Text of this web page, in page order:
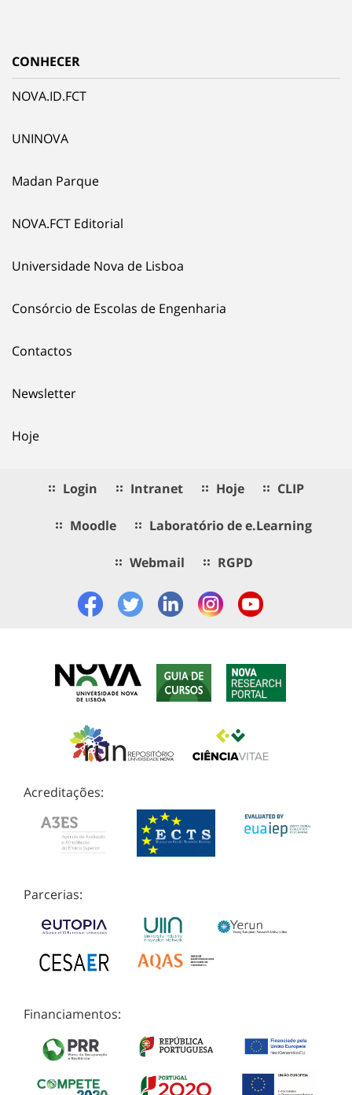
CONHECER
NOVA.ID.FCT
UNINOVA
Madan Parque
NOVA.FCT Editorial
Universidade Nova de Lisboa
Consórcio de Escolas de Engenharia
Contactos
Newsletter
Hoje
Login Intranet Hoje CLIP
Moodle Laboratório de e.Learning
Webmail RGPD
Acreditações:
Parcerias:
Financiamentos: